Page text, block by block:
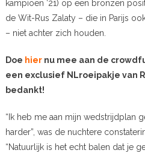
kampioen ’21) op een bronzen
de Wit-Rus Zalaty – die in Parijs
– niet achter zich houden.
Doe hiernu mee aan de
een exclusief NLroeipakje van
bedankt!
“Ik heb me aan mijn wedstrijdplan
harder”, was de nuchtere
“Natuurlijk is het echt balen dat je